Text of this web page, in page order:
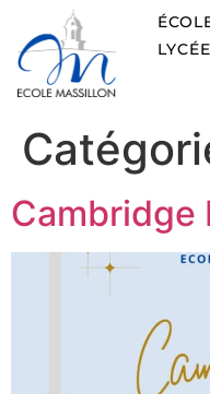
LYCÉE
Cambridge